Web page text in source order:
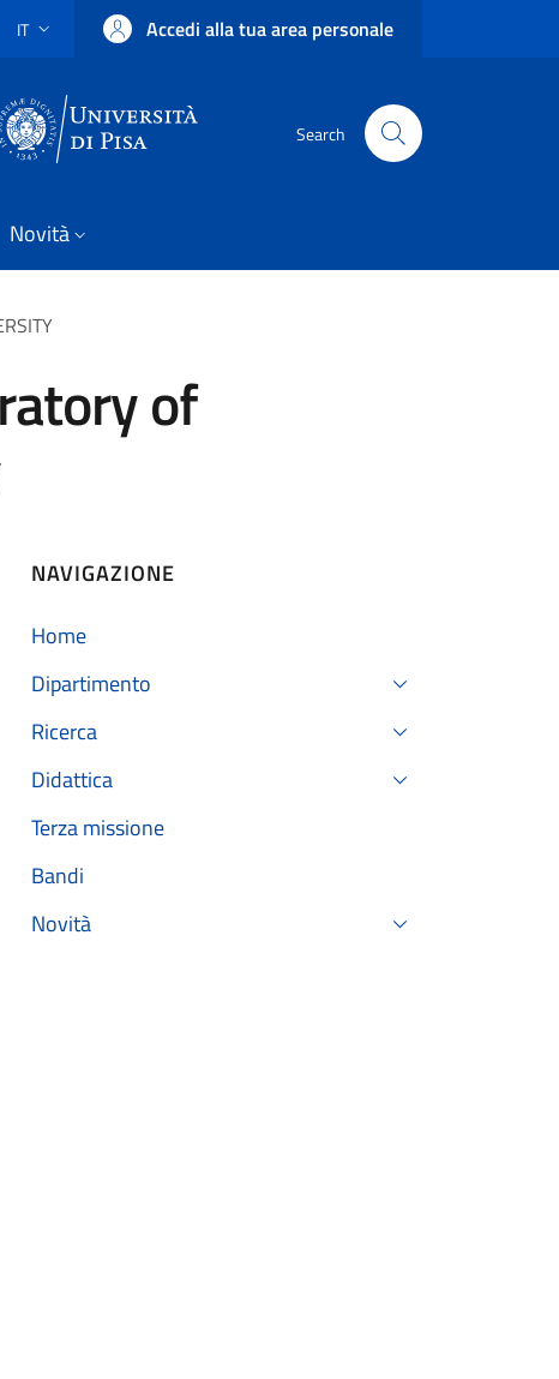
SELETTORE LINGUA: CURRENT LANGUAGE
IT
Accedi alla tua area personale
Search
Novità
of
NAVIGAZIONE
Home
Dipartimento
Ricerca
Didattica
Terza missione
Bandi
Novità